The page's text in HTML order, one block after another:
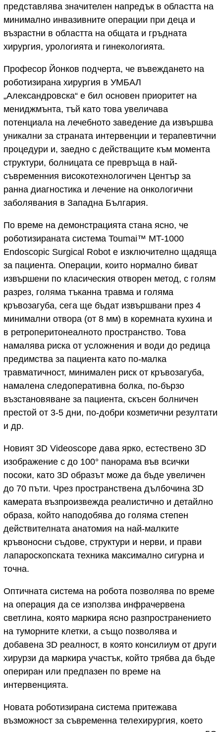
представлява значителен напредък в областта на
минимално инвазивните операции при деца и
възрастни в областта на общата и гръдната
хирургия, урологията и гинекологията.
Професор Йонков подчерта, че въвеждането на
роботизирана хирургия в УМБАЛ
„Александровска“ е бил основен приоритет на
мениджмънта, тъй като това увеличава
потенциала на лечебното заведение да извършва
уникални за страната интервенции и терапевтични
процедури и, заедно с действащите към момента
структури, болницата се превръща в най-
съвременния високотехнологичен Център за
ранна диагностика и лечение на онкологични
заболявания в Западна България.
По време на демонстрацията стана ясно, че
роботизираната система Toumai™ MT-1000
Endoscopic Surgical Robot е изключително щадяща
за пациента. Операции, които нормално биват
извършени по класическия отворен метод, с голям
разрез, голяма тъканна травма и голяма
кръвозагуба, сега ще бъдат извършвани през 4
минимални отвора (от 8 мм) в коремната кухина и
в ретроперитонеалното пространство. Това
намалява риска от усложнения и води до редица
предимства за пациента като по-малка
травматичност, минимален риск от кръвозагуба,
намалена следоперативна болка, по-бързо
възстановяване за пациента, скъсен болничен
престой от 3-5 дни, по-добри козметични резултати
и др.
Новият 3D Videoscope дава ярко, естествено 3D
изображение с до 100° панорама във всички
посоки, като 3D образът може да бъде увеличен
до 70 пъти. Чрез пространствена дълбочина 3D
камерата възпроизвежда реалистично и детайлно
образа, който наподобява до голяма степен
действителната анатомия на най-малките
кръвоносни съдове, структури и нерви, и прави
лапароскопската техника максимално сигурна и
точна.
Оптичната система на робота позволява по време
на операция да се използва инфрачервена
светлина, която маркира ясно разпространението
на туморните клетки, а също позволява и
добавена 3D реалност, в която консилиум от други
хирурзи да маркира участък, който трябва да бъде
опериран или предпазен по време на
интервенцията.
Новата роботизирана система притежава
възможност за съвременна телехирургия, което